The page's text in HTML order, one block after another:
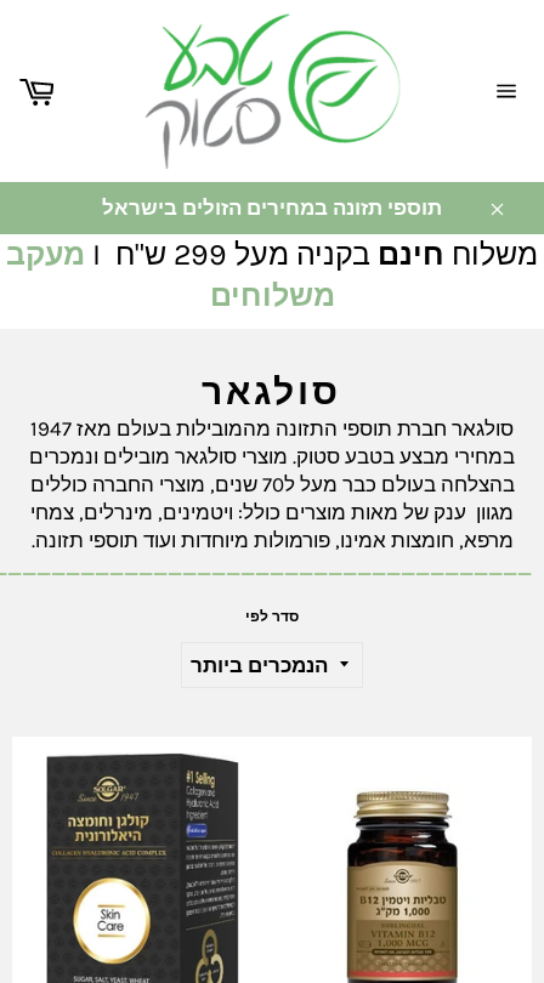
תוספי תזונה במחירים הזולים בישראל
משלוח חינם בקניה מעל 299 ש"ח I
מעקב
משלוחים
סולגאר
סולגאר חברת תוספי התזונה מהמובילות בעולם מאז 1947
במחירי מבצע בטבע סטוק. מוצרי סולגאר מובילים ונמכרים
בהצלחה בעולם כבר מעל ל70 שנים, מוצרי החברה כוללים
מגוון ענק של מאות מוצרים כולל: ויטמינים, מינרלים, צמחי
מרפא, חומצות אמינו, פורמולות מיוחדות ועוד תוספי תזונה.
סדר לפי